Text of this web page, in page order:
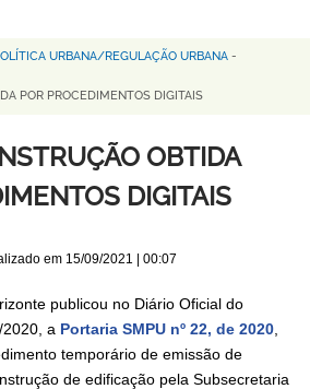
URBANA/REGULAÇÃO URBANA -
POR PROCEDIMENTOS DIGITAIS
OBTIDA
DIGITAIS
em 15/09/2021 | 00:07
publicou no Diário Oficial do
a Portaria SMPU nº 22, de 2020
temporário de emissão de
de edificação pela Subsecretaria